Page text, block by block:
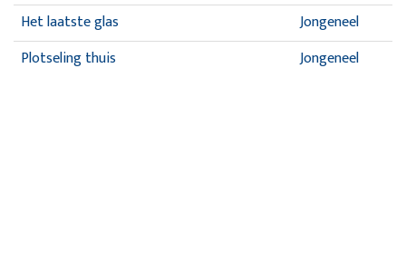
Het laatste glas
Jongeneel
Plotseling thuis
Jongeneel